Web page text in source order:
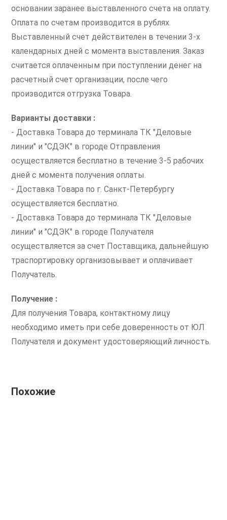
основании заранее выставленного счета на оплату.
Оплата по счетам производится в рублях.
Выставленный счет действителен в течении 3-х
календарных дней с момента выставления. Заказ
считается оплаченным при поступлении денег на
расчетный счет организации, после чего
производится отгрузка Товара.
Варианты доставки :
- Доставка Товара до терминала ТК "Деловые
линии" и "СДЭК" в городе Отправления
осуществляется бесплатно в течение 3-5 рабочих
дней с момента получения оплаты.
- Доставка Товара по г. Санкт-Петербургу
осуществляется бесплатно.
- Доставка Товара до терминала ТК "Деловые
линии" и "СДЭК" в городе Получателя
осуществляется за счет Поставщика, дальнейшую
траспортировку организовывает и оплачивает
Получатель.
Получение :
Для получения Товара, контактному лицу
необходимо иметь при себе доверенность от ЮЛ
Получателя и документ удостоверяющий личность.
Похожие